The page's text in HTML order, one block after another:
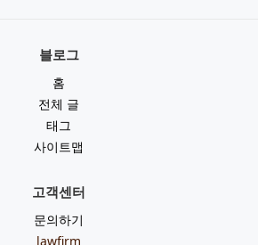
블로그
홈
전체 글
태그
사이트맵
고객센터
문의하기
lawfirm